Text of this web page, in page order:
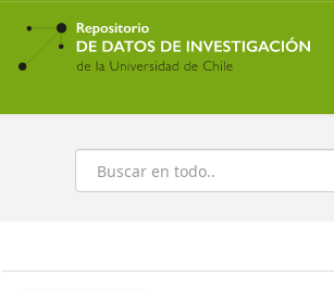
Ir
contenido
principal
Buscar